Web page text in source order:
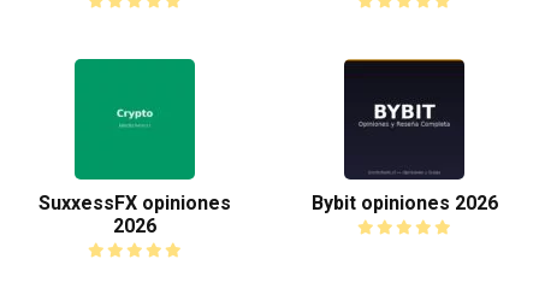
SuxxessFX opiniones
2026
Bybit opiniones 2026